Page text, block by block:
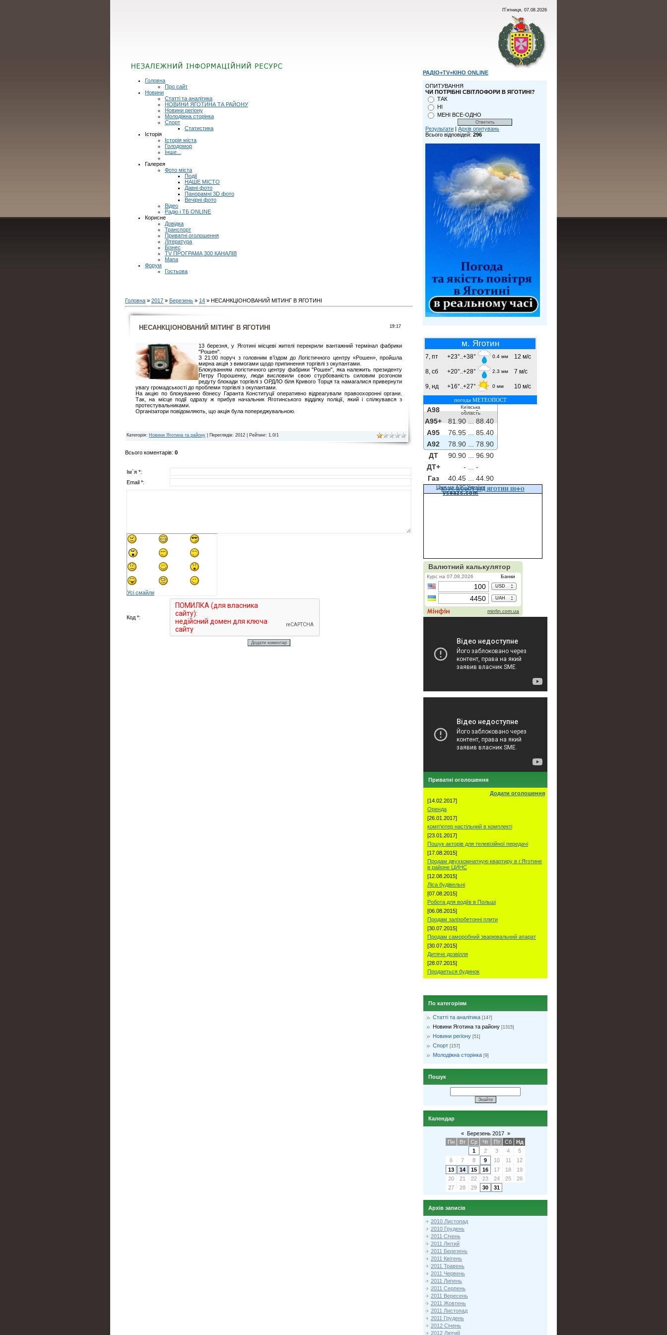
П`ятниця, 07.08.2026
Головна
Про сайт
Новини
Статті та аналітика
НОВИНИ ЯГОТИНА ТА РАЙОНУ
Новини регіону
Молодіжна сторінка
Спорт
Статистика
Історія
Історія міста
Голодомор
Інше...
Галерея
Фото міста
Події
НАШЕ МІСТО
Давні фото
Панорамні 3D фото
Вечірні фото
Відео
Радіо і ТБ ONLINE
Корисне
Довідка
Транспорт
Приватні оголошення
Література
Бізнес
TV ПРОГРАМА 300 КАНАЛІВ
Мапа
Форум
Гостьова
Головна » 2017 » Березень » 14 » НЕСАНКЦІОНОВАНИЙ МІТИНГ В ЯГОТИНІ
19:17
НЕСАНКЦІОНОВАНИЙ МІТИНГ В ЯГОТИНІ
13 березня, у Яготині місцеві жителі перекрили вантажний термінал фабрики
"Рошен".
З 21:00 поруч з головним в’їздом до Логістичного центру «Рошен», пройшла
мирна акція з вимогами щодо припинення торгівлі з окупантами.
Блокуванням логістичного центру фабрики "Рошен", яка належить президенту
Петру Порошенку, люди висловили свою стурбованість силовим розгоном
редуту блокади торгівлі з ОРДЛО біля Кривого Торця та намагалися привернути
увагу громадськості до проблеми торгівлі з окупантами.
На акцію по блокуванню бізнесу Гаранта Конституції оперативно відреагували правоохоронні органи.
Так, на місце події одразу ж прибув начальник Яготинського відділку поліції, який і спілкувався з
протестувальниками.
Організатори повідомляють, що акція була попереджувальною.
Категорія: Новини Яготина та району Переглядів: 2012 | Рейтинг: 1.0/1
Всього коментарів: 0
Ім`я *:
Email *:
Усі смайли
Код *:
РАДІО+TV+КІНО ONLINE
ОПИТУВАННЯ
ЧИ ПОТРІБНІ СВІТЛОФОРИ В ЯГОТИНІ?
ТАК
НІ
МЕНІ ВСЕ-ОДНО
Результати | Архів опитувань
Всього відповідей: 296
м. Яготин
7, пт +23°..+38° 0.4 мм 12 м/с
8, сб +20°..+28° 2.3 мм 7 м/с
9, нд +16°..+27° 0 мм 10 м/с
погода МЕТЕОПОСТ
Київська
область
A98 - ...-
A95+
81.90 ...
88.40
A95
76.95 ...
85.40
A92
78.90 ...
78.90
ДТ
90.90 ...
96.90
ДТ+
- ...
-
Газ
40.45 ... 44.90
Ціни на АЗС України
vseazs.com
КУРС ВАЛЮТ ВІД ЯГОТИН ІНФО
Приватні оголошення
Додати оголошення
[14.02.2017]
Оренда
[26.01.2017]
комп'ютер настільний в комплекті
[23.01.2017]
Пошук акторів для телевізійної передачі
[17.08.2015]
Продам двухкомнатную квартиру в г.Яготине
в районе ЦИНС
[12.08.2015]
Ліса будівельні
[07.08.2015]
Робота для водіїв в Польші
[06.08.2015]
Продам залізобетонні плити
[30.07.2015]
Продам саморобний зварювальний апарат
[30.07.2015]
Дитяче дозвілля
[28.07.2015]
Продаеться будинок
По категоріям
Статті та аналітика [147]
Новини Яготина та району [1315]
Новини регіону [51]
Спорт [157]
Молодіжна сторінка [9]
Пошук
Календар
« Березень 2017 »
Пн
Вт Ср Чт Пт Сб
Нд
1
2 3 4
5
6
7 8 9 10 11
12
13
14 15 16 17 18
19
20
21 22 23 24 25
26
27
28 29 30 31
Архів записів
2010 Листопад
2010 Грудень
2011 Січень
2011 Лютий
2011 Березень
2011 Квітень
2011 Травень
2011 Червень
2011 Липень
2011 Серпень
2011 Вересень
2011 Жовтень
2011 Листопад
2011 Грудень
2012 Січень
2012 Лютий